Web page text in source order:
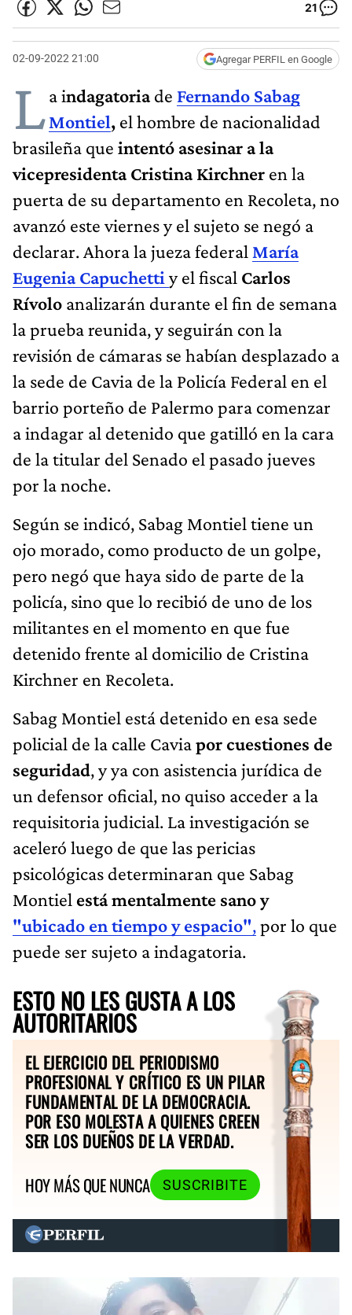
21
02-09-2022 21:00 Agregar PERFIL en Google
La indagatoriade Fernando Sabag
Montiel, el hombre de nacionalidad
brasileña que intentó asesinar a la
vicepresidenta Cristina Kirchner en la
puerta de su departamento en Recoleta, no
avanzó este viernes y el sujeto se negó a
declarar. Ahora la jueza federal María
Eugenia Capuchetti y el fiscal Carlos
Rívolo analizarán durante el fin de semana
la prueba reunida,y seguirán con la
revisión de cámaras se habían desplazado a
la sede de Cavia de la Policía Federal en el
barrio porteño de Palermo para comenzar
a indagar al detenido que gatilló en la cara
de la titular del Senado el pasado jueves
por la noche.
Según se indicó, Sabag Montiel tiene un
ojo morado, como producto de un golpe,
pero negó que haya sido de parte de la
policía, sino que lo recibió de uno de los
militantes en el momento en que fue
detenido frente al domicilio de Cristina
Kirchner en Recoleta.
Sabag Montiel está detenido en esa sede
policial de la calle Caviapor cuestiones de
seguridad, y ya con asistencia jurídica de
un defensor oficial, no quiso acceder a la
requisitoria judicial. La investigación se
aceleró luego de que las pericias
psicológicas determinaran que Sabag
Montiel está mentalmente sano y
"ubicado en tiempo y espacio",por lo que
puede ser sujeto a indagatoria.
ESTO NO LES GUSTA A LOS
AUTORITARIOS
EL EJERCICIO DEL PERIODISMO
PROFESIONAL Y CRÍTICO ES UN PILAR
FUNDAMENTAL DE LA DEMOCRACIA.
POR ESO MOLESTA A QUIENES CREEN
SER LOS DUEÑOS DE LA VERDAD.
HOY MÁS QUE NUNCA
SUSCRIBITE